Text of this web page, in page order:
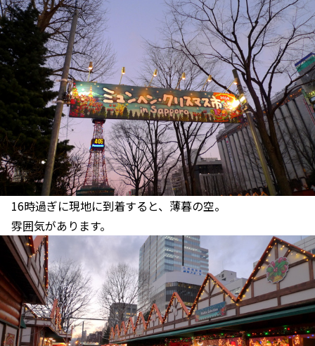
16時過ぎに現地に到着すると、薄暮の空。
雰囲気があります。